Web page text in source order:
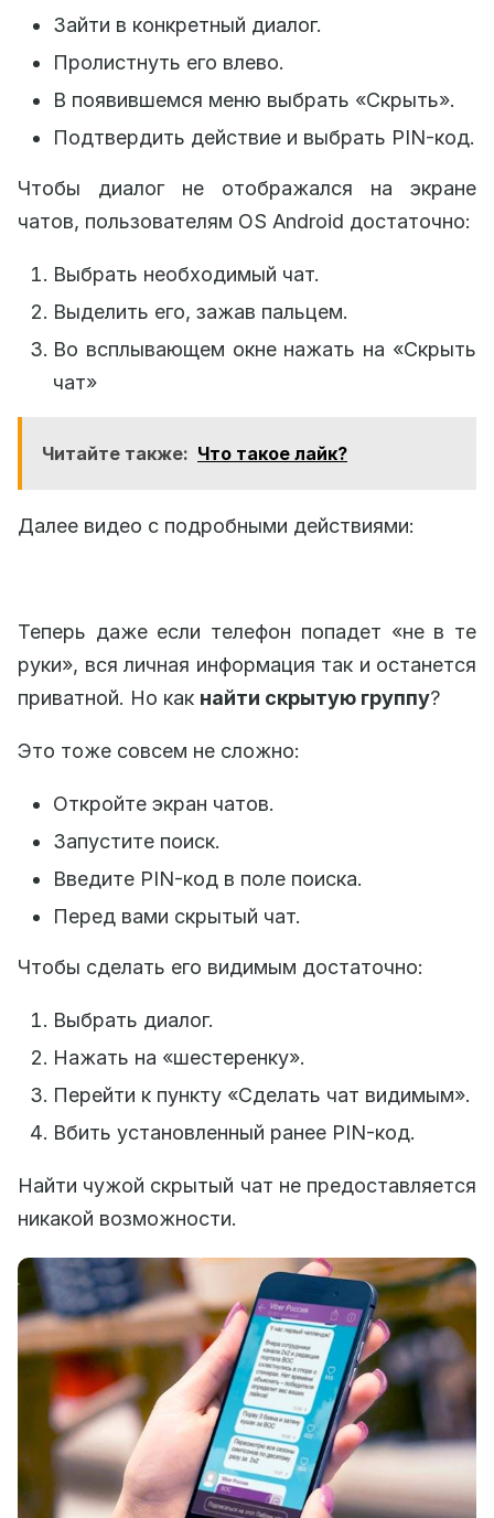
Зайти в конкретный диалог.
Пролистнуть его влево.
В появившемся меню выбрать «Скрыть».
Подтвердить действие и выбрать PIN-код.
Чтобы диалог не отображался на экране
чатов, пользователям OS Android достаточно:
Выбрать необходимый чат.
Выделить его, зажав пальцем.
Во всплывающем окне нажать на «Скрыть
чат»
Читайте также: Что такое лайк?
Далее видео с подробными действиями:
Теперь даже если телефон попадет «не в те
руки», вся личная информация так и останется
приватной. Но как найти скрытую группу?
Это тоже совсем не сложно:
Откройте экран чатов.
Запустите поиск.
Введите PIN-код в поле поиска.
Перед вами скрытый чат.
Чтобы сделать его видимым достаточно:
Выбрать диалог.
Нажать на «шестеренку».
Перейти к пункту «Сделать чат видимым».
Вбить установленный ранее PIN-код.
Найти чужой скрытый чат не предоставляется
никакой возможности.